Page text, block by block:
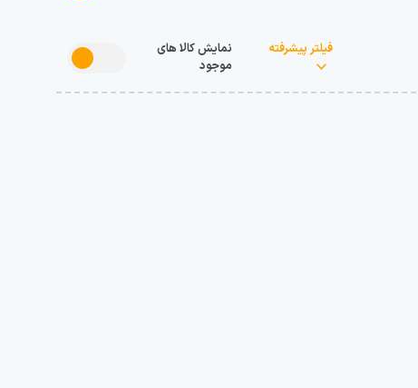
فیلتر پیشرفته
نمایش کالا های
موجود